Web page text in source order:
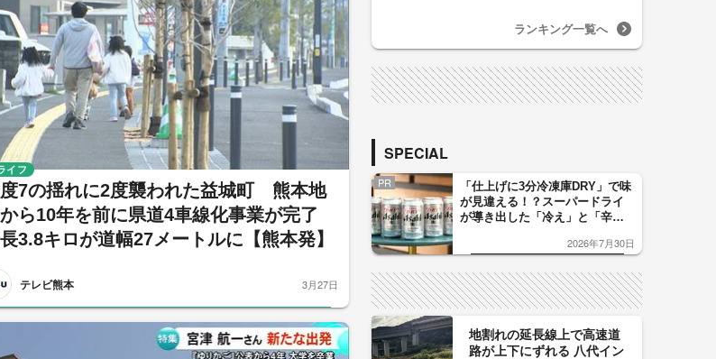
7の揺れに2度襲われた益城町 熊本地
ら10年を前に県道4車線化事業が完了
3.8キロが道幅27メートルに【熊本発】
テレビ熊本
イフ
3月27日
ランキング一覧へ
SPECIAL
PR
「仕上げに3分冷凍庫DRY」で味
が見違える！？スーパードライ
が導き出した「冷え」と「辛
した「辛口カーブ」が飲み頃の
2026年7月30日
地割れの延長線上で高速道
路が上下にずれる 八代イン